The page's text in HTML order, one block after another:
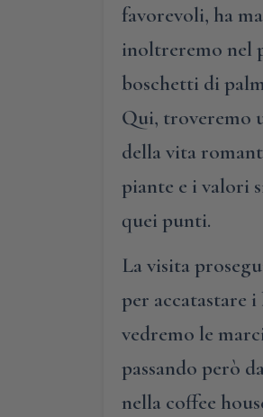
favorevoli, ha
inoltreremo nel
boschetti di
Qui, troveremo
della vita
piante e i valori
quei punti.
La visita
per accatastare
vedremo le
passando però
nella coffee